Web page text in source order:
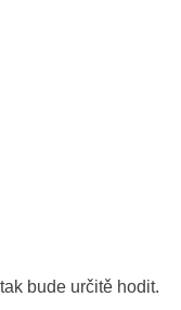
bude určitě hodit.